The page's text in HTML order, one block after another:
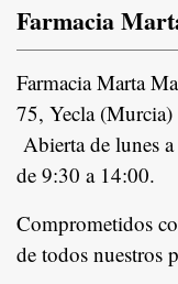
Farmacia
Farmacia Marta
75, Yecla (Murcia)
Abierta de lunes
de 9:30 a 14:00.
Comprometidos
de todos nuestros